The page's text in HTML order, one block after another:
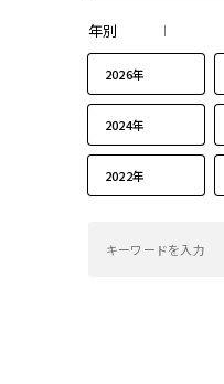
年別
2026年
2024年
2022年